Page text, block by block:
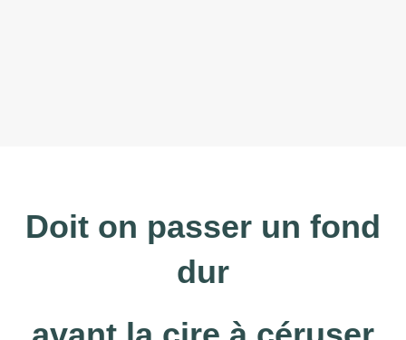
Doit on passer un fond
dur